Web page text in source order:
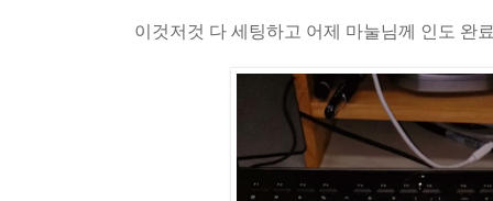
이것저것 다 세팅하고 어제 마눌님께 인도 완